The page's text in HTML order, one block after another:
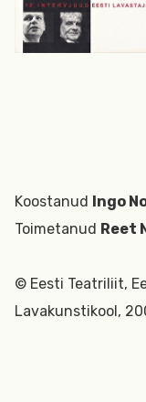
Koostanud Ingo
Toimetanud Reet
© Eesti Teatriliit,
Lavakunstikool,